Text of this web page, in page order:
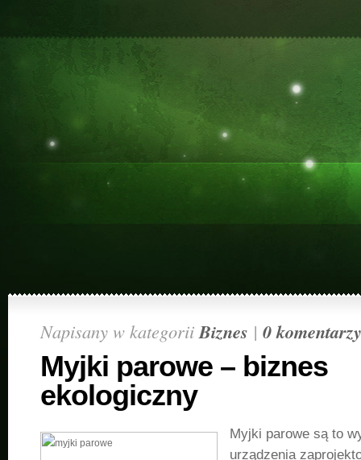
Napisany w kategoriiBiznes | 0 komentarzy
Myjki parowe – biznes
ekologiczny
Myjki parowe są to
urządzenia